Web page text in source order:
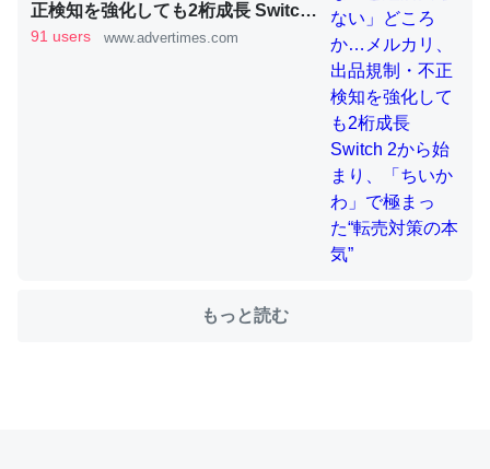
これを元に考えるとカルシウムを大量に使う脊椎動物と貝
類は苦労してるんだな…。腹足類だと殻を無くしてナメク
ちぼちRingも置こうかと画策中。あと、Googleマップで
正検知を強化しても2桁成長 Switch
2から始まり、「ちいかわ」で極ま
91 users www.advertimes.com
もっと読む